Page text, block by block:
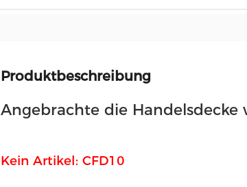
Produktbeschreibung
Angebrachte die Handelsdecke
Kein Artikel: CFD10